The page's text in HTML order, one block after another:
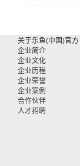
关于乐鱼(中国)官方
企业简介
企业文化
企业历程
企业荣誉
企业案例
合作伙伴
人才招聘